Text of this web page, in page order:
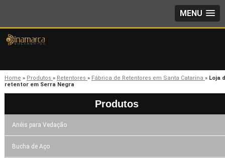
MENU
Home » Produtos » Retentores » Fábrica de Retentores em Santa Catarina » Loja
retentor em Serra Negra
Produtos
Anéis para Vedação
Bucha de Aço